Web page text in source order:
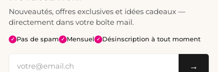
Nouveautés, offres exclusives et idées cadeaux —
directement dans votre boîte mail.
✓ Pas de spam ✓ Mensuel ✓ Désinscription à tout moment
→